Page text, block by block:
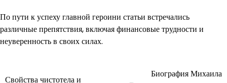
По пути к успеху главной героини статьи встречались
различные препятствия, включая финансовые трудности и
неуверенность в своих силах.
Навигация
Свойства чистотела и
Биография Михаила